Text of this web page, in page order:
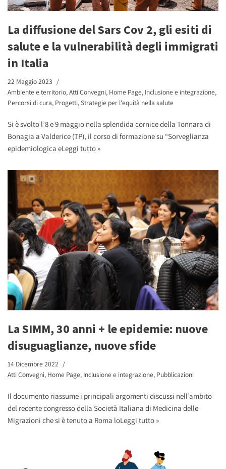
La diffusione del Sars Cov 2, gli esiti di
salute e la vulnerabilità degli immigrati
in Italia
22 Maggio 2023
Ambiente e territorio,Atti Convegni, Home Page, Inclusione e integrazione,
Percorsi di cura, Progetti,Strategie per l'equità nella salute
Si è svolto l’8 e 9 maggio nella splendida cornice della Tonnara di
Bonagia a Valderice (TP), il corso di formazione su “Sorveglianza
epidemiologica eLeggi tutto »
La SIMM, 30 anni + le epidemie: nuove
disuguaglianze, nuove sfide
14 Dicembre 2022
Atti Convegni, Home Page, Inclusione e integrazione, Pubblicazioni
Il documento riassume i principali argomenti discussi nell’ambito
del recente congresso della Società Italiana di Medicina delle
Migrazioni che si è tenuto a Roma loLeggi tutto »